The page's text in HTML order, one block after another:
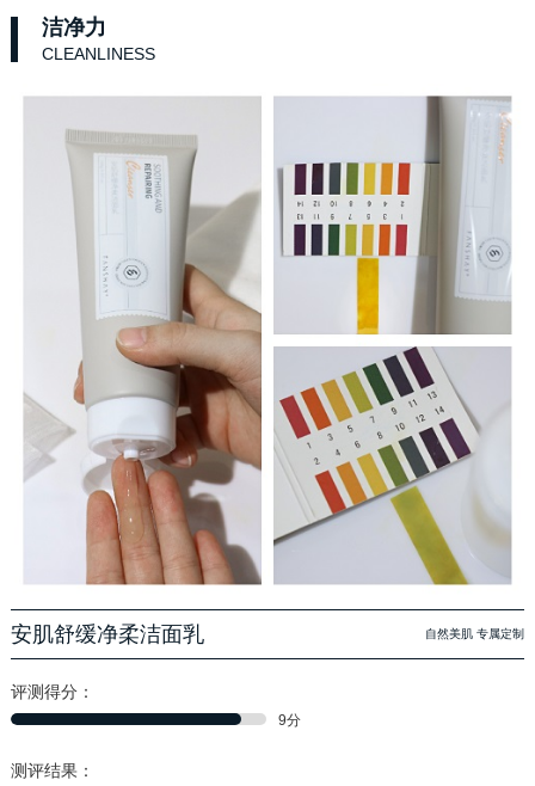
洁净力
CLEANLINESS
安肌舒缓净柔洁面乳 自然美肌 专属定制
评测得分：
9分
测评结果：